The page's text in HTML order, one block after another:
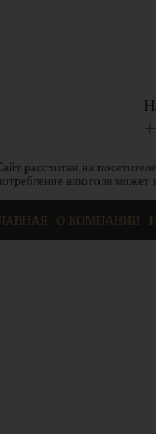
рассчитан на
алкоголя
О КОМПАНИИ